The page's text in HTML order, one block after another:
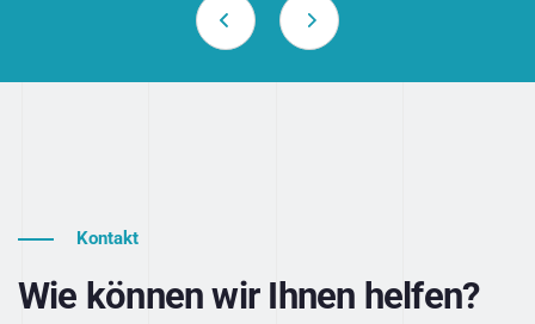
Kontakt
Wie können wir Ihnen helfen?